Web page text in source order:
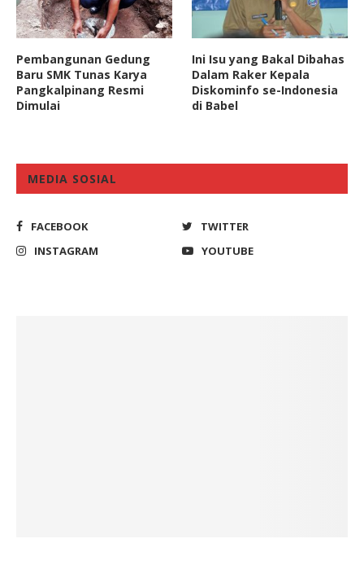
Pembangunan Gedung
Baru SMK Tunas Karya
Pangkalpinang Resmi
Dimulai
Ini Isu yang Bakal Dibahas
Dalam Raker Kepala
Diskominfo se-Indonesia
di Babel
MEDIA SOSIAL
FACEBOOK
TWITTER
INSTAGRAM
YOUTUBE